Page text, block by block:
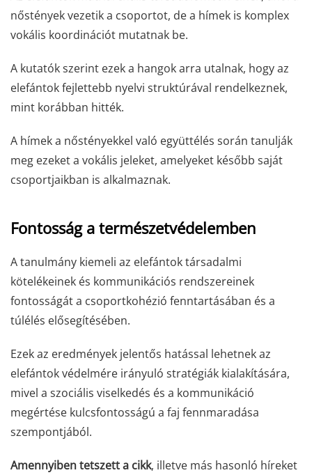
nőstények vezetik a csoportot, de a hímek is komplex
vokális koordinációt mutatnak be.
A kutatók szerint ezek a hangok arra utalnak, hogy az
elefántok fejlettebb nyelvi struktúrával rendelkeznek,
mint korábban hitték.
A hímek a nőstényekkel való együttélés során tanulják
meg ezeket a vokális jeleket, amelyeket később saját
csoportjaikban is alkalmaznak.
Fontosság a természetvédelemben
A tanulmány kiemeli az elefántok társadalmi
kötelékeinek és kommunikációs rendszereinek
fontosságát a csoportkohézió fenntartásában és a
túlélés elősegítésében.
Ezek az eredmények jelentős hatással lehetnek az
elefántok védelmére irányuló stratégiák kialakítására,
mivel a szociális viselkedés és a kommunikáció
megértése kulcsfontosságú a faj fennmaradása
szempontjából.
Amennyiben tetszett a cikk, illetve más hasonló híreket